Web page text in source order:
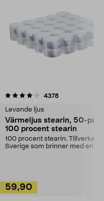
4378recensioner
Levande ljus
Värmeljus stearin, 50-pack,
100 procent stearin
100 procent stearin. Tillverkade i
Sverige som brinner med en
59,90
4.5av 5 stjärnor